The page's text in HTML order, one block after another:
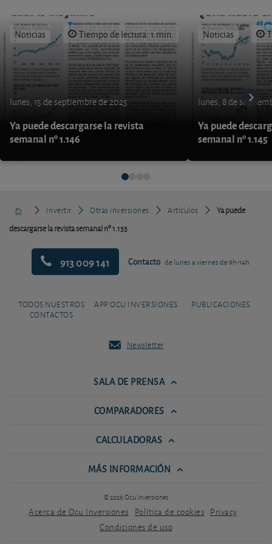
Noticias Tiempo de lectura: 1 min.
lunes, 15 de septiembre de 2025
Ya puede descargarse la revista
semanal nº 1.146
Noticias
lunes, 8 de
Ya puede
semanal nº 1.145
Invertir Otras inversiones Artículos
Ya puede
descargarse la revista semanal nº 1.133
913 009 141 Contacto de lunes a viernes de 9h-14h
TODOS NUESTROS
CONTACTOS
APP OCU INVERSIONES PUBLICACIONES
Newsletter
SALA DE PRENSA
COMPARADORES
CALCULADORAS
MÁS INFORMACIÓN
© 2026 Ocu Inversiones
Acerca de Ocu Inversiones Política de cookies Privacy
Condiciones de uso